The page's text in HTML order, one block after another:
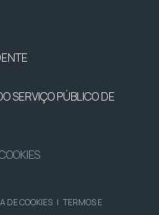
SERVIÇO PÚBLICO DE
DE COOKIES | TERMOS E